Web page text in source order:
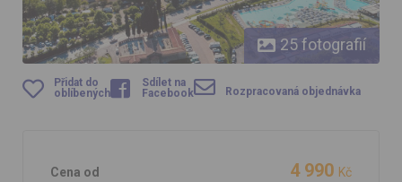
25 fotografií
Přidat do
oblíbených
Sdílet na
Facebook
Rozpracovaná objednávka
Cena od 4 990 Kč